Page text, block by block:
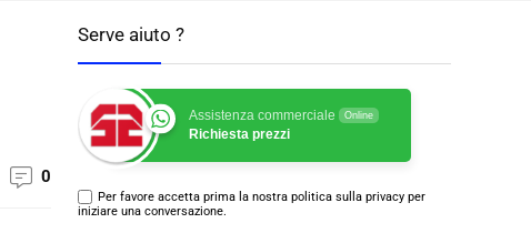
0
Serve aiuto ?
Assistenza commerciale Online
Richiesta prezzi
Per favore accetta prima la nostra politica sulla privacy per
iniziare una conversazione.